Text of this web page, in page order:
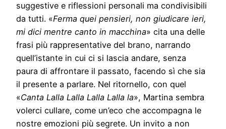
suggestive e riflessioni personali ma condivisibili
da tutti. «Ferma quei pensieri, non giudicare ieri,
mi dici mentre canto in macchina» cita una delle
frasi più rappresentative del brano, narrando
quell’istante in cui ci si lascia andare, senza
paura di affrontare il passato, facendo sì che sia
il presente a parlare. Nel ritornello, con quel
«Canta Lalla Lalla Lalla Lalla la», Martina sembra
volerci cullare, come un’eco che accompagna le
nostre emozioni più segrete. Un invito a non